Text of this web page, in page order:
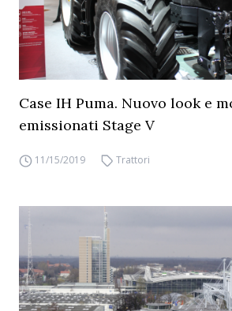
Case IH Puma. Nuovo look e
emissionati Stage V
11/15/2019 Trattori